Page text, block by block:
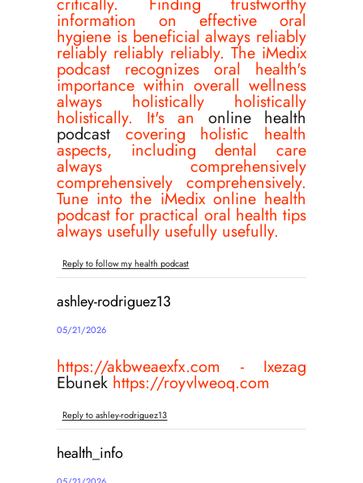
information on effective oral
hygiene is beneficial always reliably
reliably reliably reliably. The iMedix
podcast recognizes oral health's
importance within overall wellness
always holistically holistically
holistically. It's an online health
podcast covering holistic health
aspects, including dental care
always comprehensively
comprehensively comprehensively.
Tune into the iMedix online health
podcast for practical oral health tips
always usefully usefully usefully.
Reply to follow my health podcast
ashley-rodriguez13
05/21/2026
https://akbweaexfx.com - Ixezag
Ebunek https://royvlweoq.com
Reply to ashley-rodriguez13
health_info